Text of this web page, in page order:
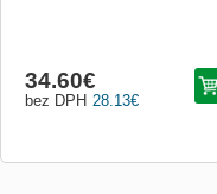
28.13€
bez DPH
34.60€